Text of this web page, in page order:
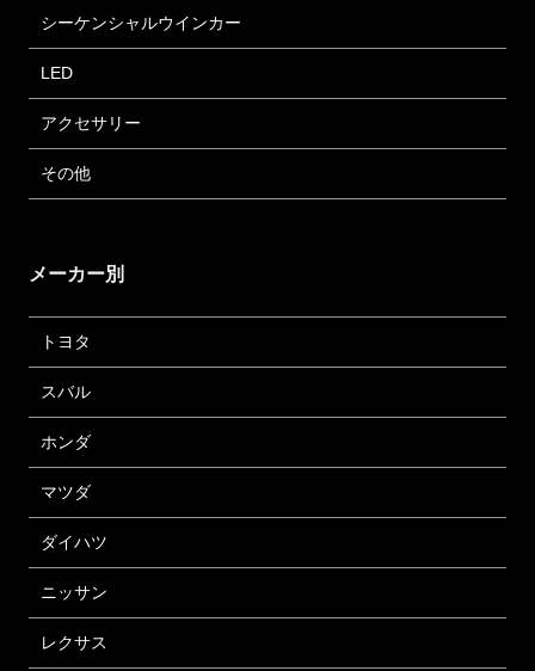
シーケンシャルウインカー
LED
アクセサリー
その他
メーカー別
トヨタ
スバル
ホンダ
マツダ
ダイハツ
ニッサン
レクサス